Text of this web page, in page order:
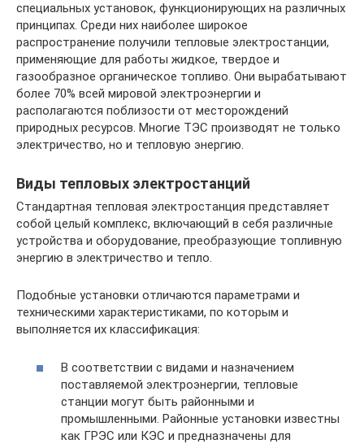
специальных установок, функционирующих на различных
принципах. Среди них наиболее широкое
распространение получили тепловые электростанции,
применяющие для работы жидкое, твердое и
газообразное органическое топливо. Они вырабатывают
более 70% всей мировой электроэнергии и
располагаются поблизости от месторождений
природных ресурсов. Многие ТЭС производят не только
электричество, но и тепловую энергию.
Виды тепловых электростанций
Стандартная тепловая электростанция представляет
собой целый комплекс, включающий в себя различные
устройства и оборудование, преобразующие топливную
энергию в электричество и тепло.
Подобные установки отличаются параметрами и
техническими характеристиками, по которым и
выполняется их классификация:
В соответствии с видами и назначением
поставляемой электроэнергии, тепловые
станции могут быть районными и
промышленными. Районные установки известны
как ГРЭС или КЭС и предназначены для